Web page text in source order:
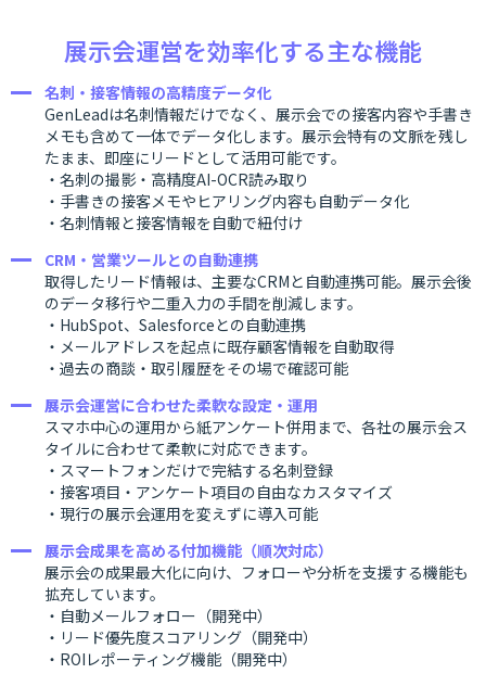
展示会運営を効率化する主な機能
名刺・接客情報の高精度データ化
GenLeadは名刺情報だけでなく、展示会での接客内容や手書き
メモも含めて一体でデータ化します。展示会特有の文脈を残し
たまま、即座にリードとして活用可能です。
・名刺の撮影・高精度AI-OCR読み取り
・手書きの接客メモやヒアリング内容も自動データ化
・名刺情報と接客情報を自動で紐付け
CRM・営業ツールとの自動連携
取得したリード情報は、主要なCRMと自動連携可能。展示会後
のデータ移行や二重入力の手間を削減します。
・HubSpot、Salesforceとの自動連携
・メールアドレスを起点に既存顧客情報を自動取得
・過去の商談・取引履歴をその場で確認可能
展示会運営に合わせた柔軟な設定・運用
スマホ中心の運用から紙アンケート併用まで、各社の展示会ス
タイルに合わせて柔軟に対応できます。
・スマートフォンだけで完結する名刺登録
・接客項目・アンケート項目の自由なカスタマイズ
・現行の展示会運用を変えずに導入可能
展示会成果を高める付加機能（順次対応）
展示会の成果最大化に向け、フォローや分析を支援する機能も
拡充しています。
・自動メールフォロー（開発中）
・リード優先度スコアリング（開発中）
・ROIレポーティング機能（開発中）